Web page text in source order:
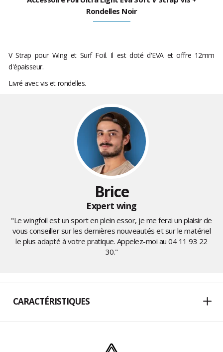
Rondelles Noir
V Strap pour Wing et Surf Foil. Il est doté d'EVA et offre 12mm
d'épaisseur.
Livré avec vis et rondelles.
Brice
Expert wing
"Le wingfoil est un sport en plein essor, je me ferai un plaisir de
vous conseiller sur les dernières nouveautés et sur le matériel
le plus adapté à votre pratique. Appelez-moi au04 11 93 22
30."
CARACTÉRISTIQUES